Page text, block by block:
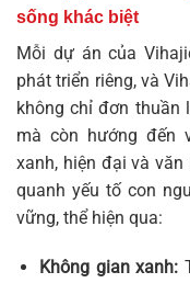
sống khác biệt
Mỗi dự án của
phát triển riêng, và
không chỉ đơn thuần
mà còn hướng đến
xanh, hiện đại và
quanh yếu tố con
vững, thể hiện qua:
Không gian xanh: